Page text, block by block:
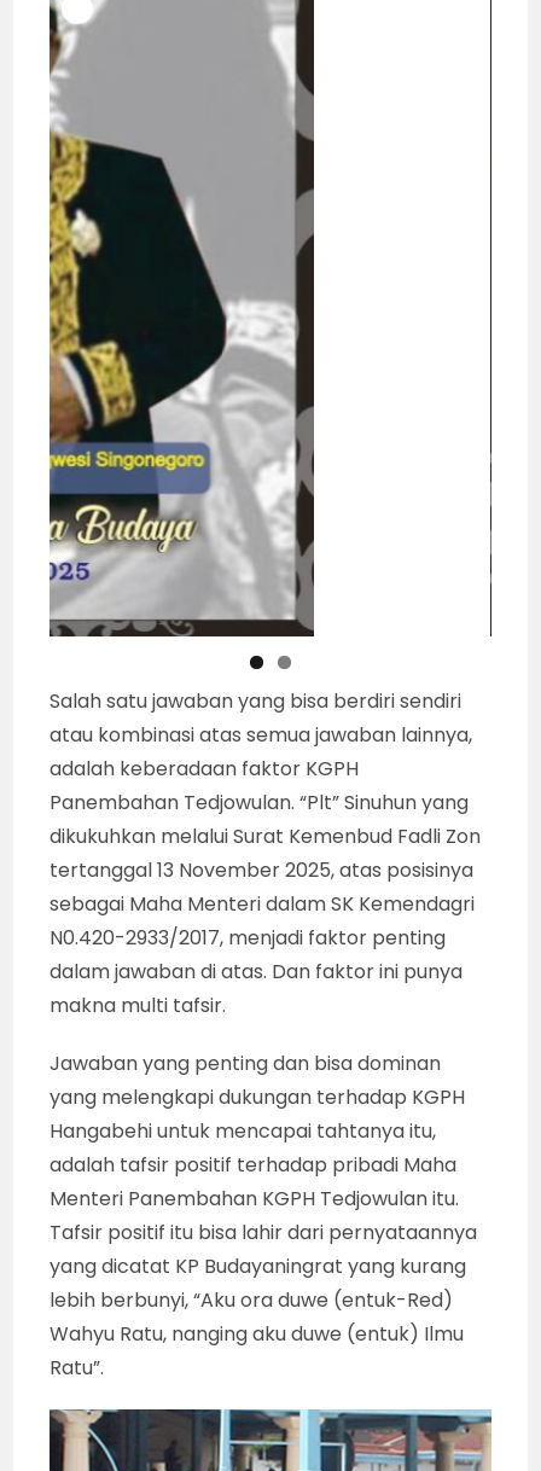
Salah satu jawaban yang bisa berdiri sendiri
atau kombinasi atas semua jawaban lainnya,
adalah keberadaan faktor KGPH
Panembahan Tedjowulan. “Plt” Sinuhun yang
dikukuhkan melalui Surat Kemenbud Fadli Zon
tertanggal 13 November 2025, atas posisinya
sebagai Maha Menteri dalam SK Kemendagri
N0.420-2933/2017, menjadi faktor penting
dalam jawaban di atas. Dan faktor ini punya
makna multi tafsir.
Jawaban yang penting dan bisa dominan
yang melengkapi dukungan terhadap KGPH
Hangabehi untuk mencapai tahtanya itu,
adalah tafsir positif terhadap pribadi Maha
Menteri Panembahan KGPH Tedjowulan itu.
Tafsir positif itu bisa lahir dari pernyataannya
yang dicatat KP Budayaningrat yang kurang
lebih berbunyi, “Aku ora duwe (entuk-Red)
Wahyu Ratu, nanging aku duwe (entuk) Ilmu
Ratu”.